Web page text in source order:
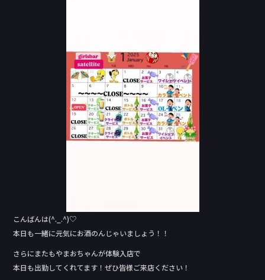
こんばんは(^._.^)♡
本日も一緒に元気にお酒のんじゃいましょう！！
さらにまたもやまおちゃんが体験入店で
本日も出勤してくれてます！ぜひ皆様ご来店ください！